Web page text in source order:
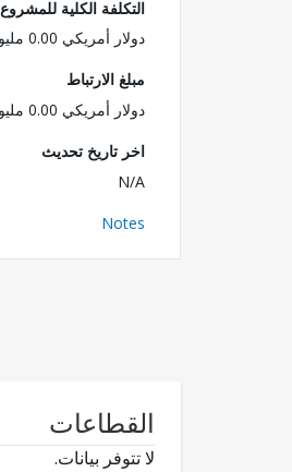
التكلفة الكلية للمشروع
دولار أمريكي 0.00 مليون
مبلغ الارتباط
دولار أمريكي 0.00 مليون
اخر تاريخ تحديث
N/A
Notes
القطاعات
لا تتوفر بيانات.